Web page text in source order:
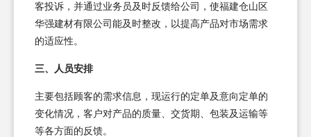
客投诉，并通过业务员及时反馈给公司，使福建仓山区
华强建材有限公司能及时整改，以提高产品对市场需求
的适应性。
三、人员安排
主要包括顾客的需求信息，现运行的定单及意向定单的
变化情况，客户对产品的质量、交货期、包装及运输等
等各方面的反馈。